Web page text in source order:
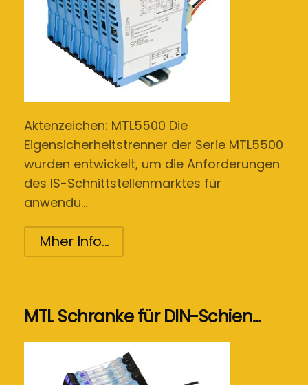
Aktenzeichen: MTL5500 Die
Eigensicherheitstrenner der Serie MTL5500
wurden entwickelt, um die Anforderungen
des IS-Schnittstellenmarktes für
anwendu…
Mher Info...
MTL Schranke für DIN-Schien…